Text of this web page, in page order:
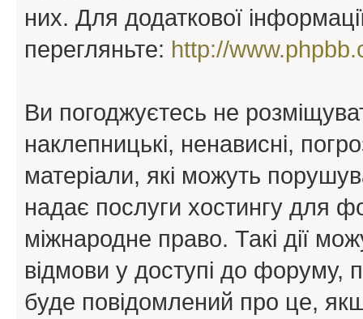
них. Для додаткової
перегляньте: http://
Ви погоджуєтесь не
наклепницькі, ненависні,
матеріали, які можуть
надає послуги хостингу для
міжнародне право. Такі дії
відмови у доступі до форуму,
буде повідомлений про це,